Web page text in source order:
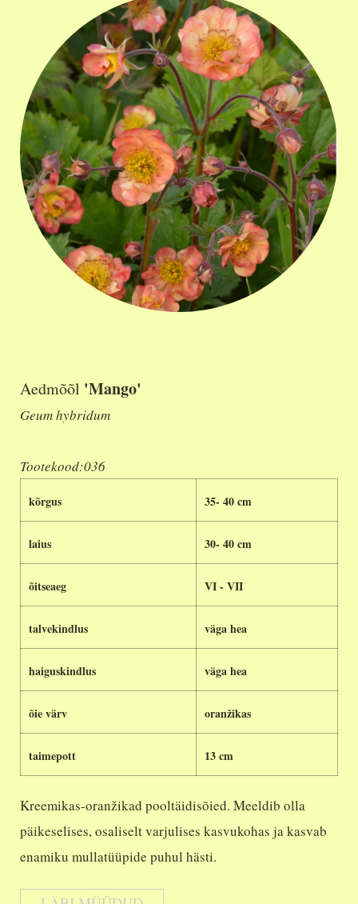
Aedmõõl 'Mango'
Geum hybridum
Tootekood:036
kõrgus 35- 40 cm
laius 30- 40 cm
õitseaeg VI - VII
talvekindlus väga hea
haiguskindlus väga hea
õie värv oranžikas
taimepott 13 cm
Kreemikas-oranžikad pooltäidisõied. Meeldib olla
päikeselises, osaliselt varjulises kasvukohas ja kasvab
enamiku mullatüüpide puhul hästi.